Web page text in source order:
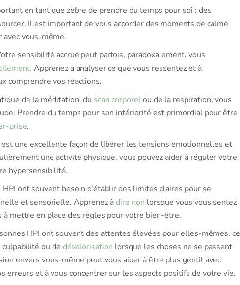
en tant que zèbre de prendre du temps pour soi : des
Il est important de vous accorder des moments de calme
avec vous-même.
sensibilité accrue peut parfois, paradoxalement, vous
Apprenez à analyser ce que vous ressentez et à
comprendre vos réactions.
de la méditation, du scan corporelou de la respiration, vous
Prendre du temps pour son intériorité est primordial pour être
prise.
est une excellente façon de libérer les tensions émotionnelles et
une activité physique, vous pouvez aider à réguler votre
hypersensibilité.
HPI ont souvent besoin d’établir des limites claires pour se
et sensorielle. Apprenez àdire non lorsque vous vous sentez
à mettre en place des règles pour votre bien-être.
HPI ont souvent des attentes élevées pour elles-mêmes, ce
ou de dévalorisation lorsque les choses ne se passent
envers vous-même peut vous aider à être plus gentil avec
erreurs et à vous concentrer sur les aspects positifs de votre vie.